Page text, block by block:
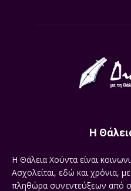
Η
Η Θάλεια Χούντα είναι
Ασχολείται, εδώ και χρόνια,
πληθώρα συνεντεύξεων από